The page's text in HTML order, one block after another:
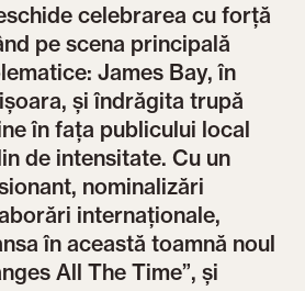
celebrarea cu forță
pe scena principală
James Bay, în
și îndrăgita trupă
în fața publicului local
de intensitate. Cu un
nominalizări
internaționale,
în această toamnă noul
All The Time”, și